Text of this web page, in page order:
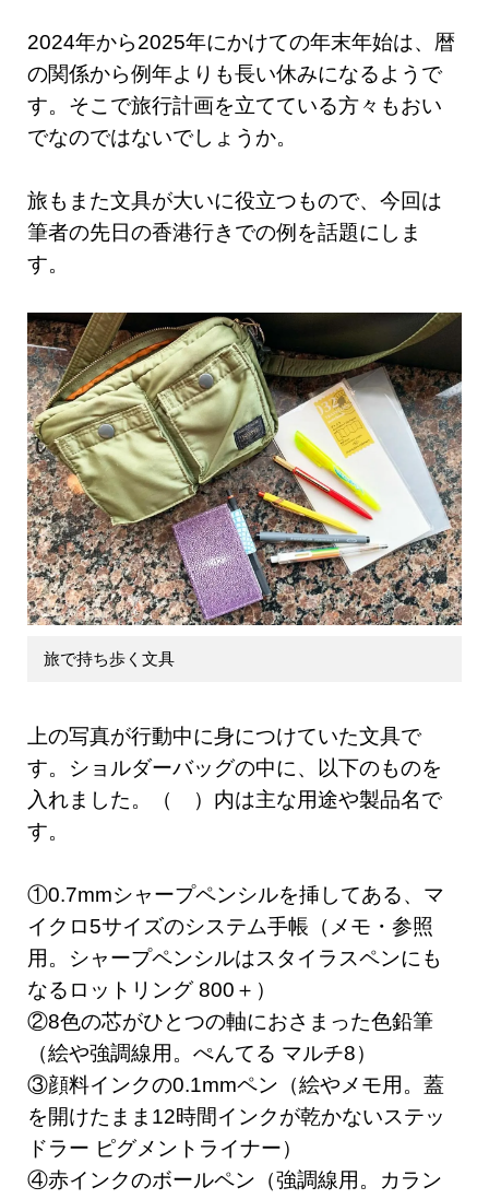
2024年から2025年にかけての年末年始は、暦
の関係から例年よりも長い休みになるようで
す。そこで旅行計画を立てている方々もおい
でなのではないでしょうか。
旅もまた文具が大いに役立つもので、今回は
筆者の先日の香港行きでの例を話題にしま
す。
旅で持ち歩く文具
上の写真が行動中に身につけていた文具で
す。ショルダーバッグの中に、以下のものを
入れました。（ ）内は主な用途や製品名で
す。
①0.7mmシャープペンシルを挿してある、マ
イクロ5サイズのシステム手帳（メモ・参照
用。シャープペンシルはスタイラスペンにも
なるロットリング 800＋）
②8色の芯がひとつの軸におさまった色鉛筆
（絵や強調線用。ぺんてる マルチ8）
③顔料インクの0.1mmペン（絵やメモ用。蓋
を開けたまま12時間インクが乾かないステッ
ドラー ピグメントライナー）
④赤インクのボールペン（強調線用。カラン